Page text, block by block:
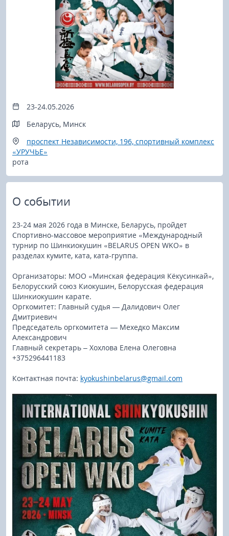
23-24.05.2026
Беларусь, Минск
проспект Независимости, 196, спортивный комплекс
«УРУЧЬЕ»
рота
О событии
23-24 мая 2026 года в Минске, Беларусь, пройдет
Спортивно-массовое мероприятие «Международный
турнир по Шинкиокушин «BELARUS OPEN WKO» в
разделах кумите, ката, ката-группа.
Организаторы: МОО «Минская федерация Кёкусинкай»,
Белорусский союз Киокушин, Белорусская федерация
Шинкиокушин карате.
Оргкомитет: Главный судья — Далидович Олег
Дмитриевич
Председатель оргкомитета — Мехедко Максим
Александрович
Главный секретарь – Хохлова Елена Олеговна
+375296441183
Контактная почта: kyokushinbelarus@gmail.com